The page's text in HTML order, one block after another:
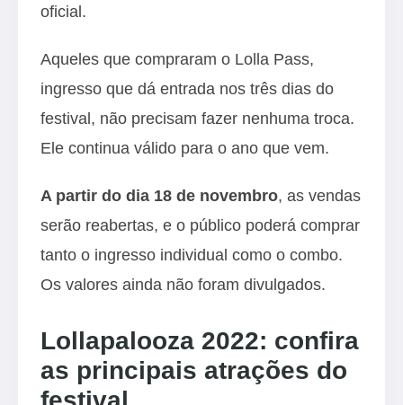
oficial.
Aqueles que compraram o Lolla Pass,
ingresso que dá entrada nos três dias do
festival, não precisam fazer nenhuma troca.
Ele continua válido para o ano que vem.
A partir do dia 18 de novembro, as vendas
serão reabertas, e o público poderá comprar
tanto o ingresso individual como o combo.
Os valores ainda não foram divulgados.
Lollapalooza 2022: confira
as principais atrações do